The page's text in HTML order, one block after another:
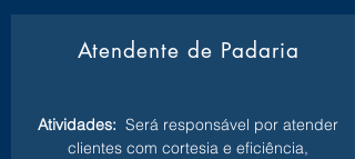
Atendente de Padaria
Atividades: Será responsável por atender
clientes com cortesia e eficiência,